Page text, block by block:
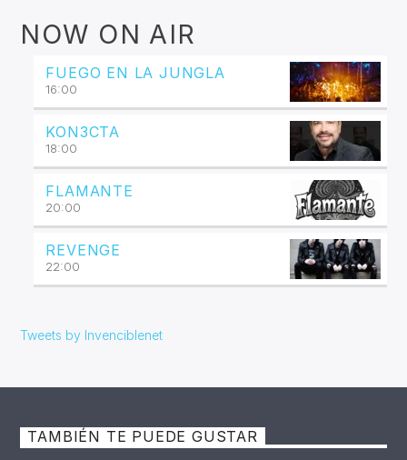
NOW ON AIR
FUEGO EN LA JUNGLA
16:00
KON3CTA
18:00
FLAMANTE
20:00
REVENGE
22:00
Tweets by Invenciblenet
TAMBIÉN TE PUEDE GUSTAR